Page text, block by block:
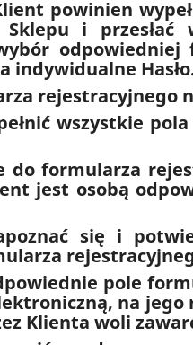
powinien
i przesłać
indywidualne
rejestracyjnego
wszystkie
formularza
jest osobą
się i
pole
na jego
Klienta woli